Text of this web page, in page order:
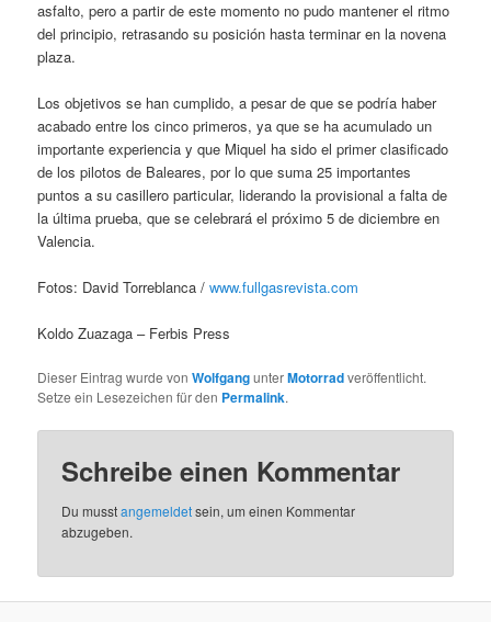
asfalto, pero a partir de este momento no pudo mantener el ritmo
del principio, retrasando su posición hasta terminar en la novena
plaza.
Los objetivos se han cumplido, a pesar de que se podría haber
acabado entre los cinco primeros, ya que se ha acumulado un
importante experiencia y que Miquel ha sido el primer clasificado
de los pilotos de Baleares, por lo que suma 25 importantes
puntos a su casillero particular, liderando la provisional a falta de
la última prueba, que se celebrará el próximo 5 de diciembre en
Valencia.
Fotos: David Torreblanca /www.fullgasrevista.com
Koldo Zuazaga – Ferbis Press
Dieser Eintrag wurde vonWolfgangunterMotorradveröffentlicht.
Setze ein Lesezeichen für den Permalink.
Schreibe einen Kommentar
Du musstangemeldetsein, um einen Kommentar
abzugeben.